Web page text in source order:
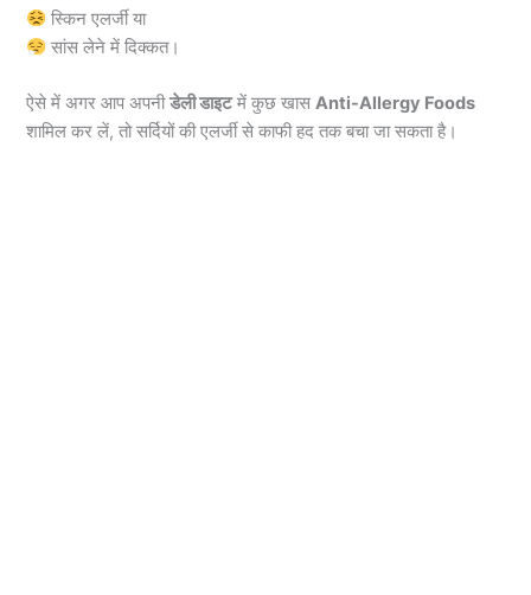
स्किन एलर्जी या
सांस लेने में दिक्कत।
ऐसे में अगर आप अपनीडेली डाइटमें कुछ खासAnti-Allergy Foods
शामिल कर लें, तो सर्दियों की एलर्जी से काफी हद तक बचा जा सकता है।